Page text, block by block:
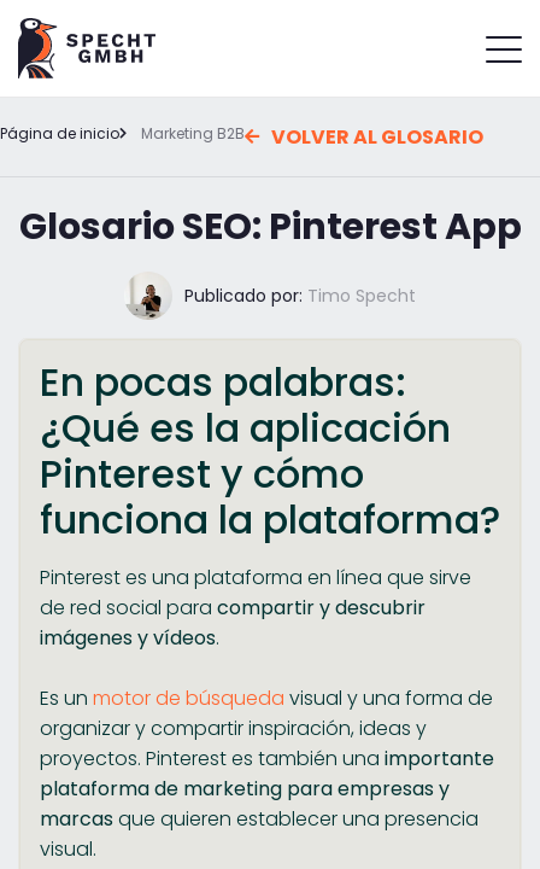
Página de inicio Marketing B2B VOLVER AL GLOSARIO
Glosario SEO: Pinterest App
Publicado por: Timo Specht
En pocas palabras:
¿Qué es la aplicación
Pinterest y cómo
funciona la plataforma?
Pinterest es una plataforma en línea que sirve
de red social para compartir y descubrir
imágenes y vídeos.
Es un motor de búsqueda visual y una forma de
organizar y compartir inspiración, ideas y
proyectos. Pinterest es también una importante
plataforma de marketing para empresas y
marcasque quieren establecer una presencia
visual.